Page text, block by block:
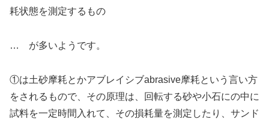
耗状態を測定するもの
… が多いようです。
①は土砂摩耗とかアブレイシブabrasive摩耗という言い方
をされるもので、その原理は、回転する砂や小石にの中に
試料を一定時間入れて、その損耗量を測定したり、サンド